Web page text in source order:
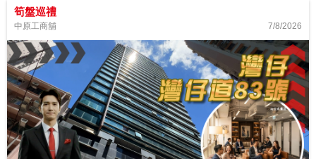
筍盤巡禮
中原工商舖 7/8/2026